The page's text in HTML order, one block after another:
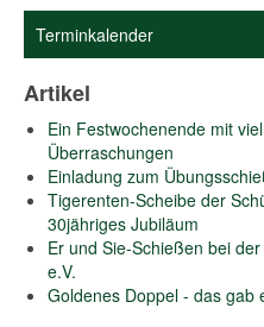
Terminkalender
Artikel
Ein Festwochenende mit
Überraschungen
Einladung zum
Tigerenten-Scheibe der
30jähriges Jubiläum
Er und Sie-Schießen bei
e.V.
Goldenes Doppel - das gab